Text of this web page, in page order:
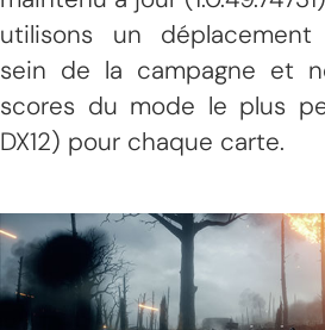
utilisons un
sein de la campagne et
scores du mode le plus
DX12) pour chaque carte.